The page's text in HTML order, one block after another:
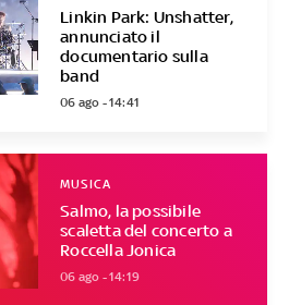
Linkin Park: Unshatter,
annunciato il
documentario sulla
band
06 ago - 14:41
Salmo, la possibile
scaletta del concerto a
Roccella Jonica
MUSICA
06 ago - 14:19